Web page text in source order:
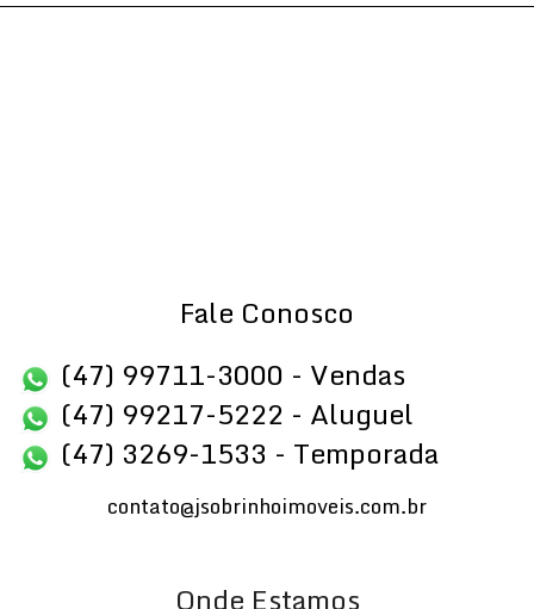
Fale Conosco
(47) 99711-3000 - Vendas
(47) 99217-5222 - Aluguel
(47) 3269-1533 - Temporada
contato@jsobrinhoimoveis.com.br
Onde Estamos